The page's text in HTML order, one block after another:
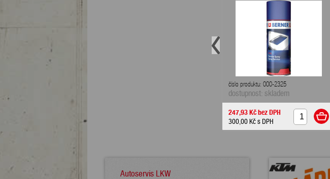
číslo produktu: 000-2325
dostupnost: skladem
247,93 Kčbez DPH
300,00 Kčs DPH
Autoservis LKW